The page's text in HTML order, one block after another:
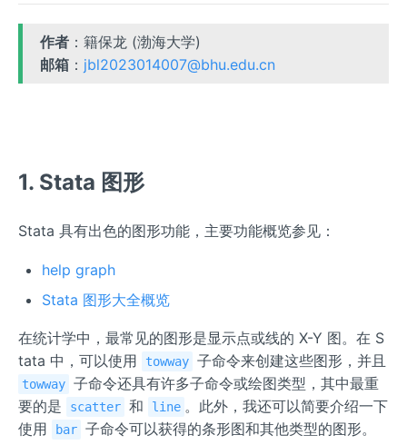
作者 ：籍保龙 (渤海大学)
邮箱 ： jbl2023014007@bhu.edu.cn
1. Stata 图形
Stata 具有出色的图形功能，主要功能概览参见：
help graph
Stata 图形大全概览
在统计学中，最常见的图形是显示点或线的 X-Y 图。在 S
tata 中，可以使用
towway 子命令来创建这些图形，并且
towway 子命令还具有许多子命令或绘图类型，其中最重
要的是
scatter 和 line 。此外，我还可以简要介绍一下
使用
bar 子命令可以获得的条形图和其他类型的图形。